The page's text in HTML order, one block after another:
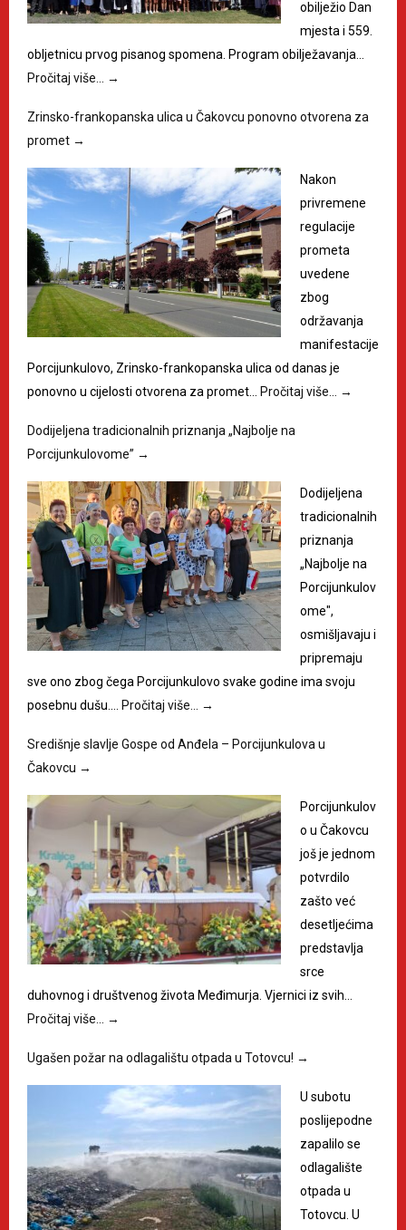
obilježio Dan
mjesta i 559.
obljetnicu prvog pisanog spomena. Program obilježavanja…
Pročitaj više…
→
Zrinsko-frankopanska ulica u Čakovcu ponovno otvorena za
promet →
Nakon
privremene
regulacije
prometa
uvedene
zbog
održavanja
manifestacije
Porcijunkulovo, Zrinsko-frankopanska ulica od danas je
ponovno u cijelosti otvorena za promet…
Pročitaj više… →
Dodijeljena tradicionalnih priznanja „Najbolje na
Porcijunkulovome” →
Dodijeljena
tradicionalnih
priznanja
„Najbolje na
Porcijunkulov
ome",
osmišljavaju i
pripremaju
sve ono zbog čega Porcijunkulovo svake godine ima svoju
posebnu dušu.…
Pročitaj više… →
Središnje slavlje Gospe od Anđela – Porcijunkulova u
Čakovcu →
Porcijunkulov
o u Čakovcu
još je jednom
potvrdilo
zašto već
desetljećima
predstavlja
srce
duhovnog i društvenog života Međimurja. Vjernici iz svih…
Pročitaj više…
→
Ugašen požar na odlagalištu otpada u Totovcu! →
U subotu
poslijepodne
zapalilo se
odlagalište
otpada u
Totovcu. U